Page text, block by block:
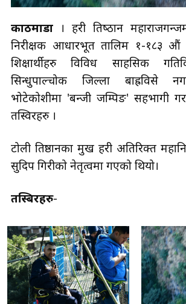
काठमाडौं । प्रहरी प्रतिष्‍ठान
निरीक्षक आधारभूत तालिम १-१८३ औं
प्रशिक्षार्थीहरु विविध साहसिक
सिन्धुपाल्चोक जिल्ला बाह्रविसे
भोटेकोशीमा 'बन्जी जम्पिङ' सहभागी
तस्विरहरु ।
टोली प्रतिष्ठानका प्रमुख प्रहरी अतिरिक्त
सुदिप गिरीको नेतृत्वमा गएको थियो।
तस्बिरहरु-